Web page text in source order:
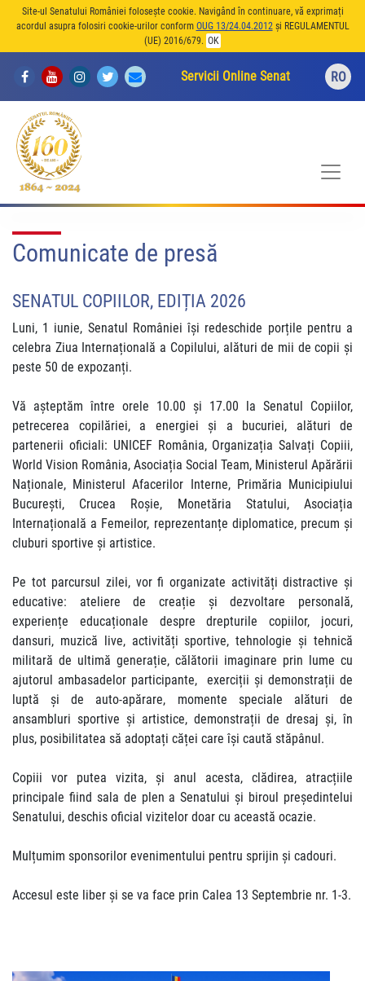
Site-ul Senatului României folosește cookie. Navigând în continuare, vă exprimați
acordul asupra folosiri cookie-urilor conform OUG 13/24.04.2012și REGULAMENTUL
(UE) 2016/679. OK
Servicii Online Senat RO
Comunicate de presă
SENATUL COPIILOR, EDIȚIA 2026
Luni, 1 iunie, Senatul României își redeschide porțile pentru a
celebra Ziua Internațională a Copilului, alături de mii de copii și
peste 50 de expozanți.
Vă așteptăm între orele 10.00 și 17.00 la Senatul Copiilor,
petrecerea copilăriei, a energiei și a bucuriei, alături de
partenerii oficiali: UNICEF România, Organizația Salvați Copiii,
World Vision România, Asociația Social Team, Ministerul Apărării
Naționale, Ministerul Afacerilor Interne, Primăria Municipiului
București, Crucea Roșie, Monetăria Statului, Asociația
Internațională a Femeilor, reprezentanțe diplomatice, precum și
cluburi sportive și artistice.
Pe tot parcursul zilei, vor fi organizate activități distractive și
educative: ateliere de creație și dezvoltare personală,
experiențe educaționale despre drepturile copiilor, jocuri,
dansuri, muzică live, activități sportive, tehnologie și tehnică
militară de ultimă generație, călătorii imaginare prin lume cu
ajutorul ambasadelor participante, exerciții și demonstrații de
luptă și de auto-apărare, momente speciale alături de
ansambluri sportive și artistice, demonstrații de dresaj și, în
plus, posibilitatea să adoptați căței care își caută stăpânul.
Copiii vor putea vizita, și anul acesta, clădirea, atracțiile
principale fiind sala de plen a Senatului și biroul președintelui
Senatului, deschis oficial vizitelor doar cu această ocazie.
Mulțumim sponsorilor evenimentului pentru sprijin și cadouri.
Accesul este liber și se va face prin Calea 13 Septembrie nr. 1-3.